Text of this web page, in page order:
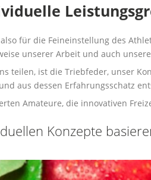
für die Feineinstellung des
unserer Arbeit und auch
teilen, ist die Triebfeder, unser
aus dessen Erfahrungsschatz
Amateure, die innovativen
Konzepte